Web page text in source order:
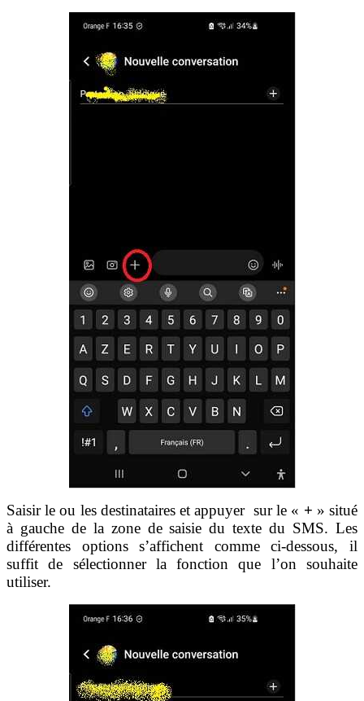
Saisir le ou les destinataires et appuyer sur le « + » situé
à gauche de la zone de saisie du texte du SMS. Les
différentes options s’affichent comme ci-dessous, il
suffit de sélectionner la fonction que l’on souhaite
utiliser.